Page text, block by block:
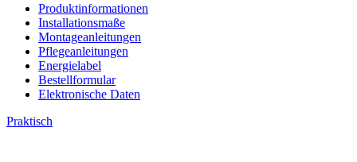
Produktinformationen
Installationsmaße
Montageanleitungen
Pflegeanleitungen
Energielabel
Bestellformular
Elektronische Daten
Praktisch